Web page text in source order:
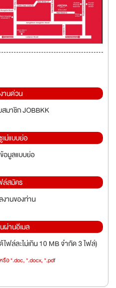
านด่วน
สมาชิก JOBBKK
เม่แบบย่อ
อมูลแบบย่อ
ล์สมัคร
งานของท่าน
ผ่านอีเมล
ฟล์ละไม่เกิน 10 MB จำกัด 3 ไฟล์)
รือ *.doc, *.docx, *.pdf